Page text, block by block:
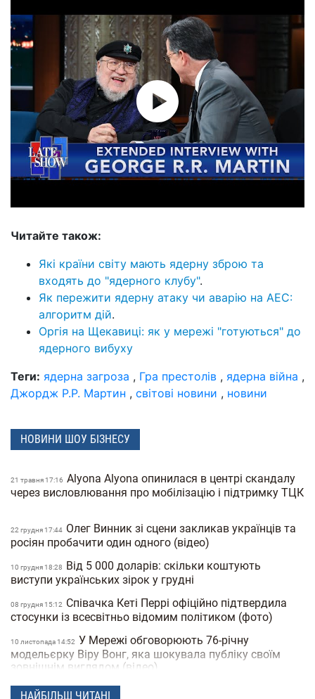
Читайте також:
Які країни світу мають ядерну зброю та
входять до "ядерного клубу".
Як пережити ядерну атаку чи аварію на АЕС:
алгоритм дій.
Оргія на Щекавиці: як у мережі "готуються" до
ядерного вибуху
Теги: ядерна загроза , Гра престолів , ядерна війна ,
Джордж Р.Р. Мартин , світові новини , новини
НОВИНИ ШОУ БІЗНЕСУ
21 травня 17:16 Alyona Alyona опинилася в центрі скандалу
через висловлювання про мобілізацію і підтримку ТЦК
22 грудня 17:44 Олег Винник зі сцени закликав українців та
росіян пробачити один одного (відео)
10 грудня 18:28
Від 5 000 доларів: скільки коштують
виступи українських зірок у грудні
08 грудня 15:12
Співачка Кеті Перрі офіційно підтвердила
стосунки із всесвітньо відомим політиком (фото)
10 листопада 14:52 У Мережі обговорюють 76-річну
модельєрку Віру Вонг, яка шокувала публіку своїм
зовнішнім виглядом (відео)
05 листопада 18:06 Анджеліна Джолі визволяла свого
НАЙБІЛЬШ ЧИТАНІ